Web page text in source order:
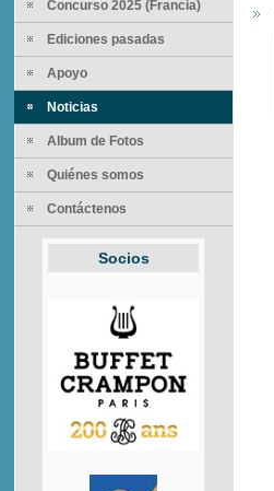
Concurso 2025 (Francia)
Ediciones pasadas
Apoyo
Noticias
Album de Fotos
Quiénes somos
Contáctenos
Socios